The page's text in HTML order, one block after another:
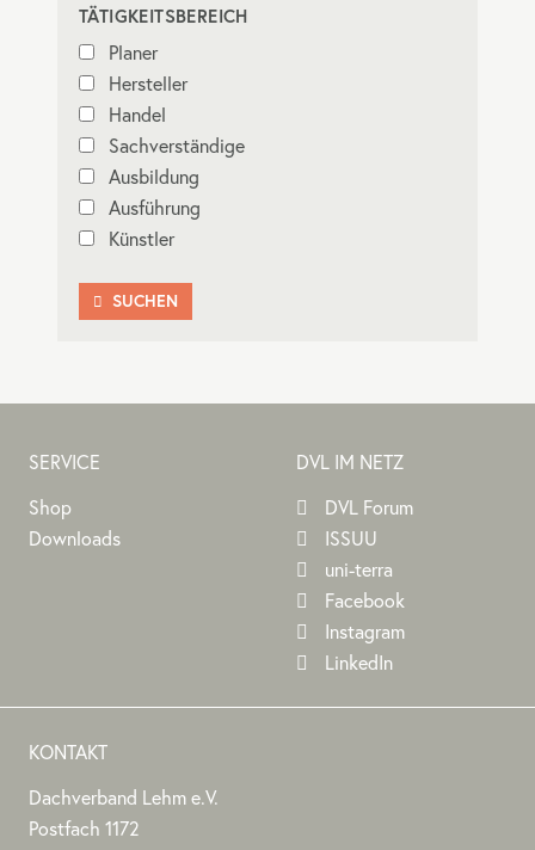
TÄTIGKEITSBEREICH
Planer
Hersteller
Handel
Sachverständige
Ausbildung
Ausführung
Künstler
 SUCHEN
SERVICE
Shop
Downloads
DVL IM NETZ
DVL Forum
ISSUU
uni-terra
Facebook
Instagram
LinkedIn
KONTAKT
Dachverband Lehm e.V.
Stephan
Stephan
Dachverband
Postfach 1172
DACHVERBAND
LEHM